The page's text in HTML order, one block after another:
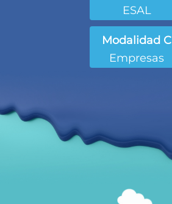
ESAL
Modalidad C
Empresas